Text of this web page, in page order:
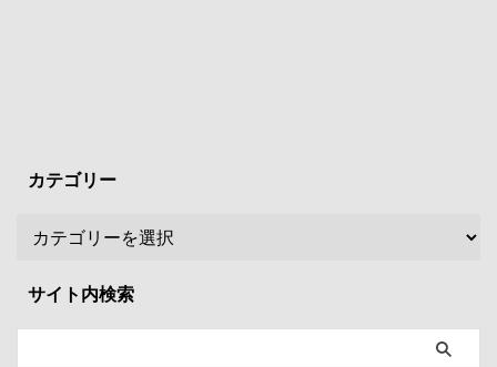
カテゴリー
サイト内検索